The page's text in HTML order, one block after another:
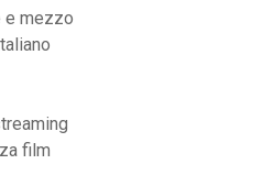
e mezzo
film